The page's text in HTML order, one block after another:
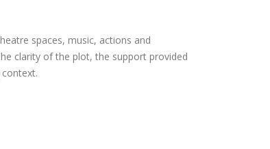
spaces, music, actions and
clarity of the plot, the support provided